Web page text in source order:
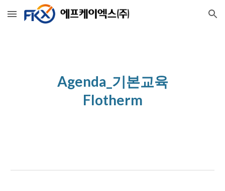
Skip to main content Skip to navigation
Agenda_기본교육
Flotherm